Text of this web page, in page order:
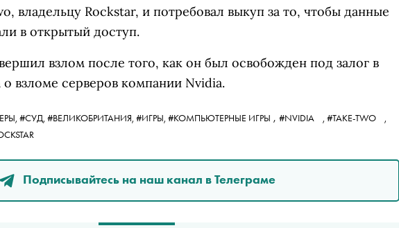
владельцу Rockstar, и потребовал выкуп за то, чтобы данные
в открытый доступ.
взлом после того, как он был освобожден под залог в
о взломе серверов компании Nvidia.
#СУД, #ВЕЛИКОБРИТАНИЯ, #ИГРЫ, #КОМПЬЮТЕРНЫЕ ИГРЫ , #NVIDIA , #TAKE-TWO
,
Подписывайтесь на наш канал в Телеграме